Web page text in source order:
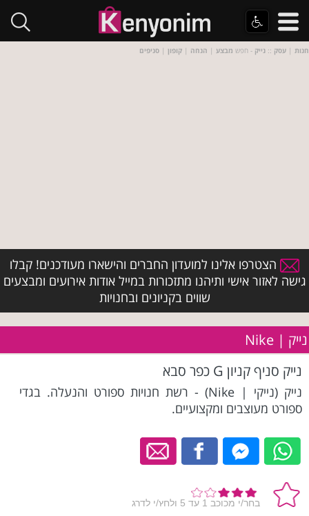
חנות | עסק :: נייק - חפש מבצע | הנחה | קופון | סניפים
הצטרפו אלינו למועדון החברים והישארו מעודכנים! קבלו
גישה לאזור אישי ותיהנו מתזכורות במייל אודות אירועים ומבצעים
שווים בקניונים ובחנויות
נייק | Nike
נייק סניף קניון G כפר סבא
נייק (נייקי | Nike) - רשת חנויות ספורט והנעלה. בגדי
ספורט מעוצבים ומקצועיים.